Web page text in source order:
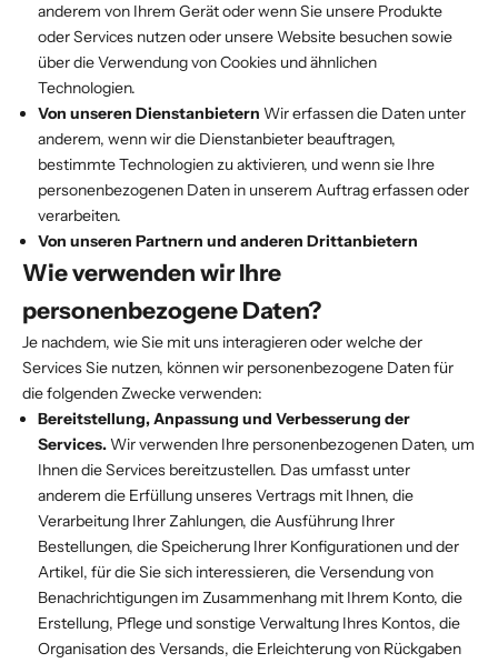
anderem von Ihrem Gerät oder wenn Sie unsere Produkte
oder Services nutzen oder unsere Website besuchen sowie
über die Verwendung von Cookies und ähnlichen
Technologien.
Von unseren Dienstanbietern Wir erfassen die Daten unter
anderem, wenn wir die Dienstanbieter beauftragen,
bestimmte Technologien zu aktivieren, und wenn sie Ihre
personenbezogenen Daten in unserem Auftrag erfassen oder
verarbeiten.
Von unseren Partnern und anderen Drittanbietern
Wie verwenden wir Ihre
personenbezogene Daten?
Je nachdem, wie Sie mit uns interagieren oder welche der
Services Sie nutzen, können wir personenbezogene Daten für
die folgenden Zwecke verwenden:
Bereitstellung, Anpassung und Verbesserung der
Services.Wir verwenden Ihre personenbezogenen Daten, um
Ihnen die Services bereitzustellen. Das umfasst unter
anderem die Erfüllung unseres Vertrags mit Ihnen, die
Verarbeitung Ihrer Zahlungen, die Ausführung Ihrer
Bestellungen, die Speicherung Ihrer Konfigurationen und der
Artikel, für die Sie sich interessieren, die Versendung von
Benachrichtigungen im Zusammenhang mit Ihrem Konto, die
Erstellung, Pflege und sonstige Verwaltung Ihres Kontos, die
Organisation des Versands, die Erleichterung von Rückgaben